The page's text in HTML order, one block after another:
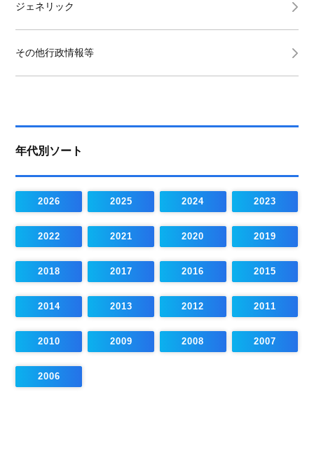
ジェネリック
その他行政情報等
年代別ソート
2026 2025 2024 2023
2022 2021 2020 2019
2018 2017 2016 2015
2014 2013 2012 2011
2010 2009 2008 2007
2006